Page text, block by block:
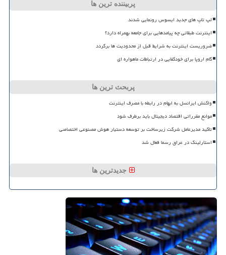
پربیننده ترین ها
لپ تاپ های جدید ایسوس رونمایی شدند
اینترنت طبقاتی چه پیامدهایی برای جامعه بهمراه دارد؟
ضروریست اینترنت به شرایط قبل از محدودیت ها برگردد
گام اروپا برای خودکفایی در ارتباطات ماهواره ای
پربحث ترین ها
واکنش ایرانسل به ابهام در رابطه با مصرف اینترنت
موانع مقرراتی اقتصاد دیجیتال باید برطرف شود
تاکید مدیرعامل شرکت زیرساخت بر توسعه دستیار هوش مصنوعی اختصاصی
استارلینک در عراق رسما فعال شد
جدیدترین ها